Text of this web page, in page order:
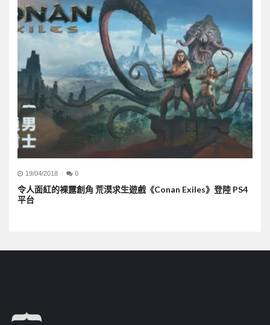
19/04/2018 0
令人面紅的裸露創角 荒漠求生遊戲《Conan Exiles》登陸 PS4
平台